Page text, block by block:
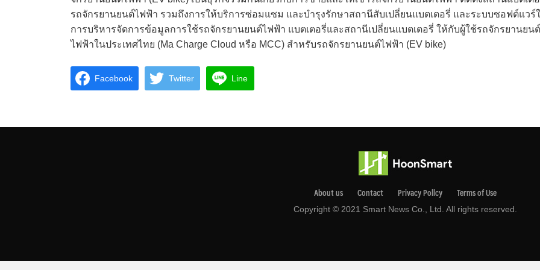
รถจักรยานยนต์ไฟฟ้า รวมถึงการให้บริการซ่อมแซม และบำรุงรักษาสถานีสับเปลี่ยนแบตเตอรี่ และระบบซอฟต์แวร์
การบริหารจัดการข้อมูลการใช้รถจักรยานยนต์ไฟฟ้า แบตเตอรี่และสถานีเปลี่ยนแบตเตอรี่ ให้กับผู้ใช้รถจักรยานยนต์
ไฟฟ้าในประเทศไทย (Ma Charge Cloud หรือ MCC) สำหรับรถจักรยานยนต์ไฟฟ้า (EV bike)
Facebook Twitter Line
About us Contact Privacy Pollcy Terms of Use
Copyright © 2021 Smart News Co., Ltd. All rights reserved.